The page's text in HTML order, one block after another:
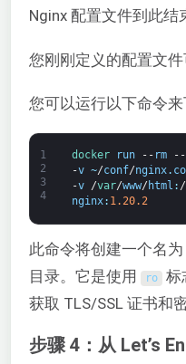
Nginx 配置文件到此
您刚刚定义的配置文
您可以运行以下命令
1
2
3
4
docker run -- rm --
-v ~/conf/nginx.
-v /var/www/ html : /
nginx: 1.20.2
此命令将创建一个名为
目录。它是使用
ro 标
获取 TLS/SSL 证书和密
步骤 4：从 Let’s